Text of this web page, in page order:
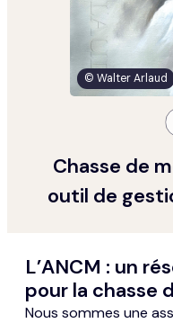
© Walter Arlaud
Chasse de
outil de
L’ANCM : un
pour la chasse
Nous sommes une